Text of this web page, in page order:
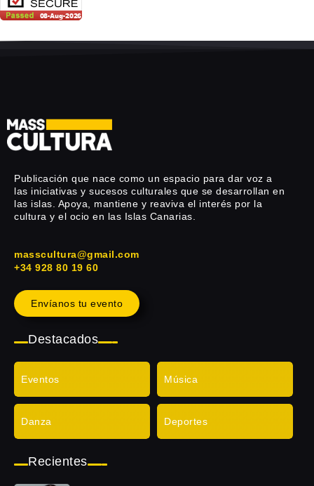
Publicación que nace como un espacio para dar voz a
las iniciativas y sucesos culturales que se desarrollan en
las islas. Apoya, mantiene y reaviva el interés por la
cultura y el ocio en las Islas Canarias.
masscultura@gmail.com
+34 928 80 19 60
Envíanos tu evento
Destacados
Eventos Música
Danza Deportes
Recientes